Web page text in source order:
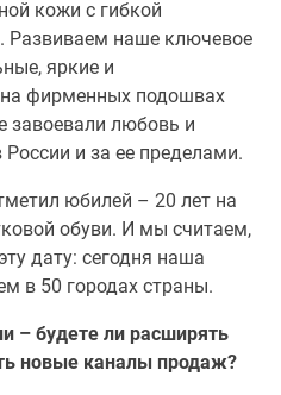
кожи с гибкой
Развиваем наше ключевое
яркие и
фирменных подошвах
завоевали любовь и
России и за ее пределами.
юбилей – 20 лет на
обуви. И мы считаем,
дату: сегодня наша
в 50 городах страны.
– будете ли расширять
новые каналы продаж?